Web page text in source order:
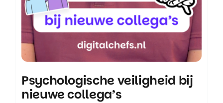
Psychologische veiligheid bij
nieuwe collega’s